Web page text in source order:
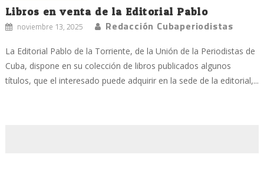
Libros en venta de la Editorial Pablo
noviembre 13, 2025 Redacción Cubaperiodistas
La Editorial Pablo de la Torriente, de la Unión de la Periodistas de
Cuba, dispone en su colección de libros publicados algunos
títulos, que el interesado puede adquirir en la sede de la editorial,...